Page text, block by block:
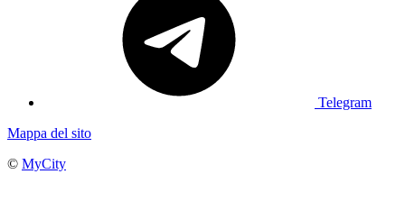
Telegram
Mappa del sito
© MyCity